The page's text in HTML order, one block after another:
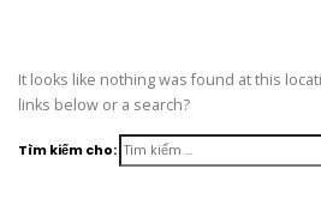
It looks like nothing was found at this
links below or a search?
Tìm kiếm cho: